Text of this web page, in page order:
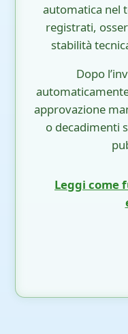
automatica nel
registrati,
stabilità
Dopo
approvazione
o decadimenti
Leggi come